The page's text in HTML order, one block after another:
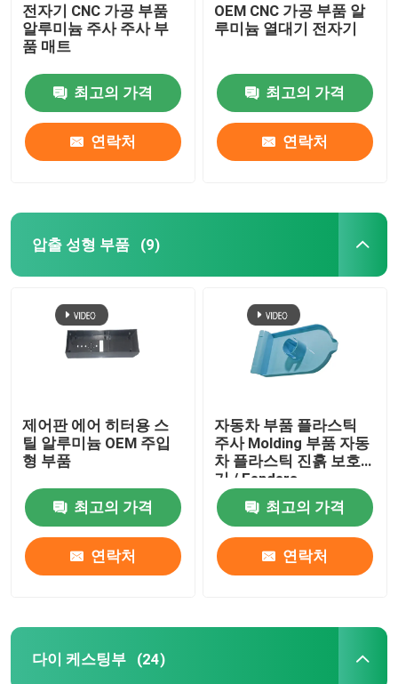
전자기 CNC 가공 부품
알루미늄 주사 주사 부
품 매트
최고의 가격
연락처
OEM CNC 가공 부품 알
루미늄 열대기 전자기
최고의 가격
연락처
압출 성형 부품 (9)
제어판 에어 히터용 스
틸 알루미늄 OEM 주입
형 부품
최고의 가격
연락처
자동차 부품 플라스틱
주사 Molding 부품 자동
차 플라스틱 진흙 보호
기 / Fenders
최고의 가격
연락처
다이 케스팅부 (24)